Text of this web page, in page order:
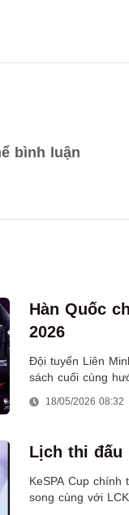
bình luận
Hàn Quốc
2026
Đội tuyển Liên
sách cuối cùng
18/05/2026 08:32
Lịch thi đấu
KeSPA Cup
song cùng với